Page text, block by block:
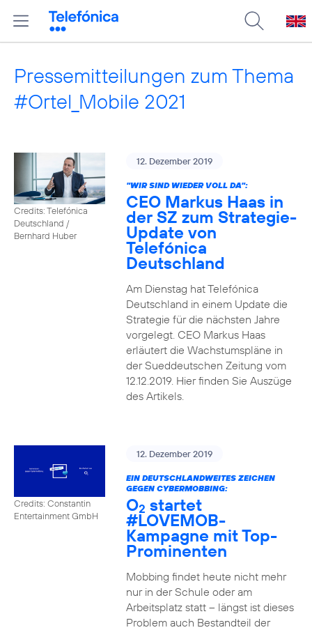
Pressemitteilungen zum Thema
#Ortel_Mobile 2021
Credits: Telefónica
Deutschland /
Bernhard Huber
12. Dezember 2019
"WIR SIND WIEDER VOLL DA":
CEO Markus Haas in
der SZ zum Strategie-
Update von
Telefónica
Deutschland
Am Dienstag hat Telefónica
Deutschland in einem Update die
Strategie für die nächsten Jahre
vorgelegt. CEO Markus Haas
erläutert die Wachstumspläne in
der Sueddeutschen Zeitung vom
12.12.2019. Hier finden Sie Auszüge
des Artikels.
Credits: Constantin
Entertainment GmbH
12. Dezember 2019
EIN DEUTSCHLANDWEITES ZEICHEN
GEGEN CYBERMOBBING:
O2 startet
#LOVEMOB-
Kampagne mit Top-
Prominenten
Mobbing findet heute nicht mehr
nur in der Schule oder am
Arbeitsplatz statt – längst ist dieses
Problem auch Bestandteil der